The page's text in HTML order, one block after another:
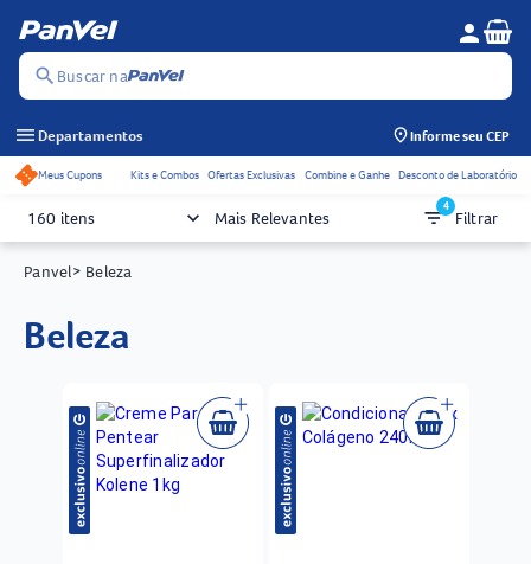
search Buscar na
Menu do
person
menu Departamentos Informe seu CEP
Acessos rápidos do cabeçalho
Meus Cupons Kits e Combos Ofertas Exclusivas Combine e Ganhe Desconto de Laboratório
160 itens keyboard_arrow_down Mais Relevantes filter_list4
Filtrar
Panvel> Beleza
beleza